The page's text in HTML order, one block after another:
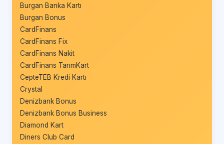
Burgan Banka Kartı
Burgan Bonus
CardFinans
CardFinans Fix
CardFinans Nakit
CardFinans TarımKart
CepteTEB Kredi Kartı
Crystal
Denizbank Bonus
Denizbank Bonus Business
Diamond Kart
Diners Club Card